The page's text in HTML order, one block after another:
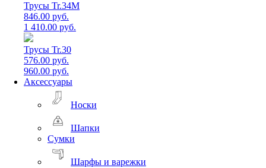
Трусы Tr.34M
846.00 руб.
1 410.00 руб.
Трусы Tr.30
576.00 руб.
960.00 руб.
Аксессуары
Носки
Шапки
Сумки
Шарфы и варежки